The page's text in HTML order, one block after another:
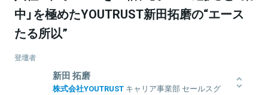
中」を極めたYOUTRUST新田拓磨の“エース
たる所以”
登壇者
新田 拓磨
株式会社YOUTRUST キャリア事業部 セールスグ